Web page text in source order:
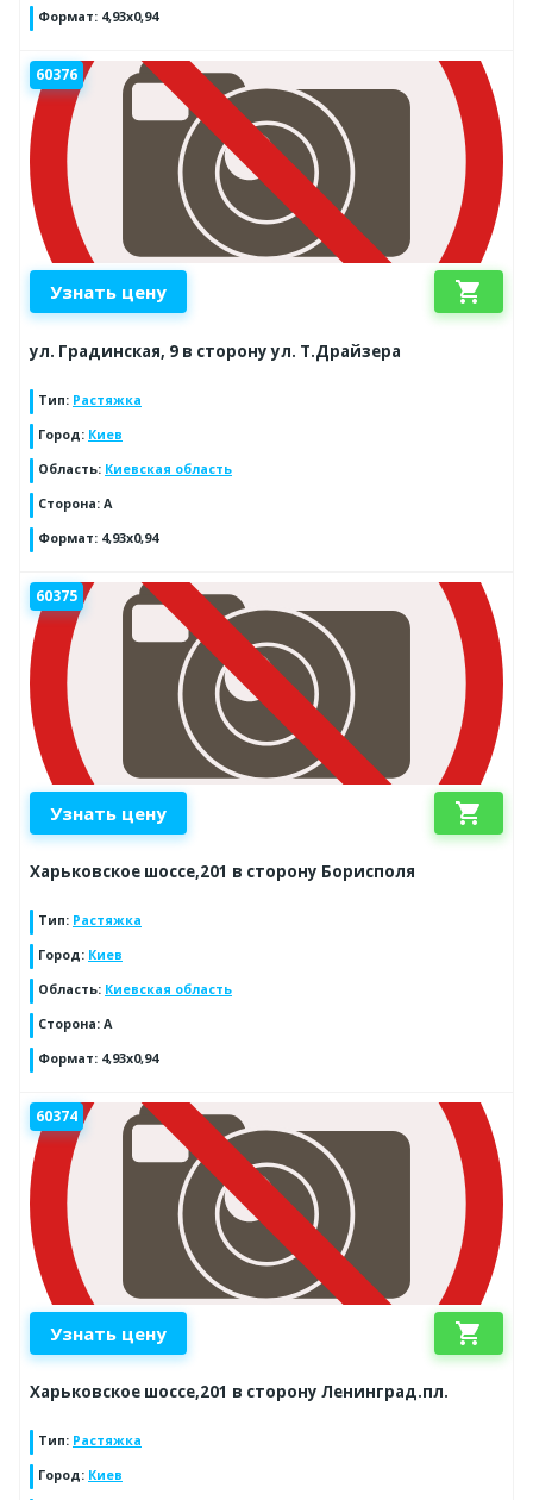
Формат: 4,93x0,94
60376
Узнать цену shopping_cart
ул. Градинская, 9 в сторону ул. Т.Драйзера
Тип: Растяжка
Город: Киев
Область: Киевская область
Сторона: A
Формат: 4,93x0,94
60375
Узнать цену shopping_cart
Харьковское шоссе,201 в сторону Борисполя
Тип: Растяжка
Город: Киев
Область: Киевская область
Сторона: A
Формат: 4,93x0,94
60374
Узнать цену shopping_cart
Харьковское шоссе,201 в сторону Ленинград.пл.
Тип: Растяжка
Город: Киев